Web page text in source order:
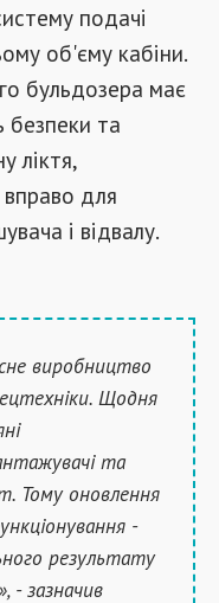
подачі
об'єму кабіни.
бульдозера має
безпеки та
ліктя,
вправо для
і відвалу.
виробництво
Щодня
та
Тому оновлення
-
результату
- зазначив